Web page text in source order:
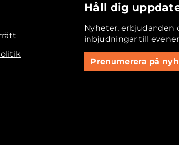
Håll dig
Nyheter, erbjudanden
inbjudningar till
Prenumerera på